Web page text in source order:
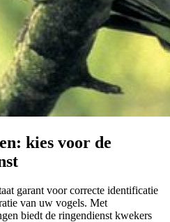
kies voor de
garant voor correcte identificatie
van uw vogels. Met
biedt de ringendienst kwekers